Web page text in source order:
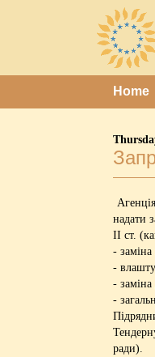
Home
надати
ІІ ст.
-
-
- заміна
-
ради).